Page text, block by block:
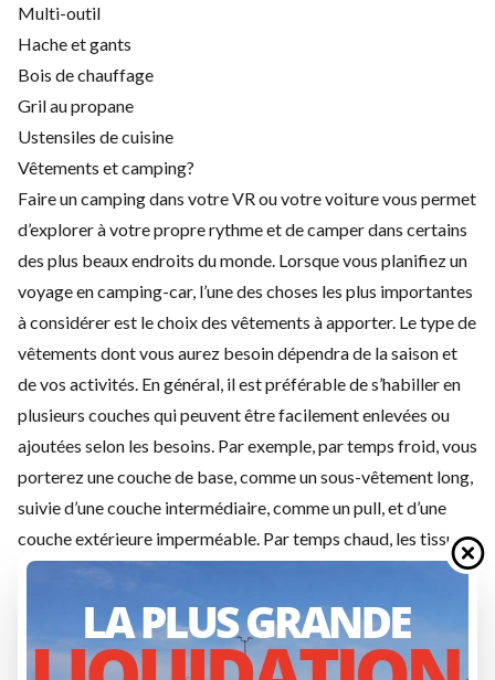
Multi-outil
Hache et gants
Bois de chauffage
Gril au propane
Ustensiles de cuisine
Vêtements et camping?
Faire un camping dans votre VR ou votre voiture vous permet
d’explorer à votre propre rythme et de camper dans certains
des plus beaux endroits du monde. Lorsque vous planifiez un
voyage en camping-car, l’une des choses les plus importantes
à considérer est le choix des vêtements à apporter. Le type de
vêtements dont vous aurez besoin dépendra de la saison et
de vos activités. En général, il est préférable de s’habiller en
plusieurs couches qui peuvent être facilement enlevées ou
ajoutées selon les besoins. Par exemple, par temps froid, vous
porterez une couche de base, comme un sous-vêtement long,
suivie d’une couche intermédiaire, comme un pull, et d’une
couche extérieure imperméable. Par temps chaud, les tissus
légers et respirants sont essentiels. Et pour les activités telles
rapide sont indispensables. En prenant le temps de choisir les
bons vêtements pour votre voyage en camping-car, vous